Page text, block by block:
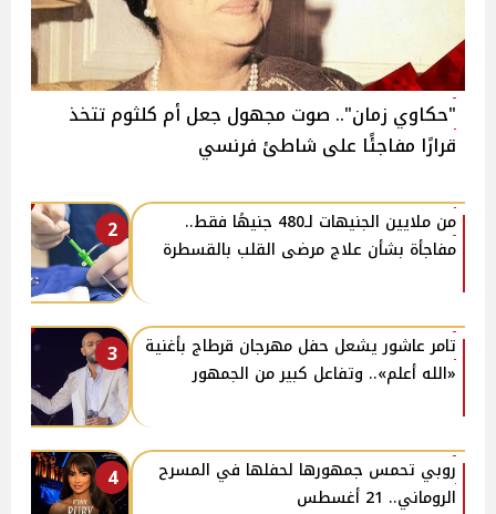
"حكاوي زمان".. صوت مجهول جعل أم كلثوم تتخذ
قرارًا مفاجئًا على شاطئ فرنسي
2
من ملايين الجنيهات لـ480 جنيهًا فقط..
مفاجأة بشأن علاج مرضى القلب بالقسطرة
3
تامر عاشور يشعل حفل مهرجان قرطاج بأغنية
«الله أعلم».. وتفاعل كبير من الجمهور
4
روبي تحمس جمهورها لحفلها في المسرح
الروماني.. 21 أغسطس